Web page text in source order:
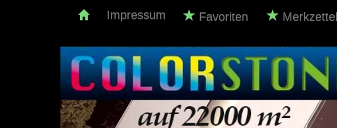
Impressum Favoriten Merkzettel